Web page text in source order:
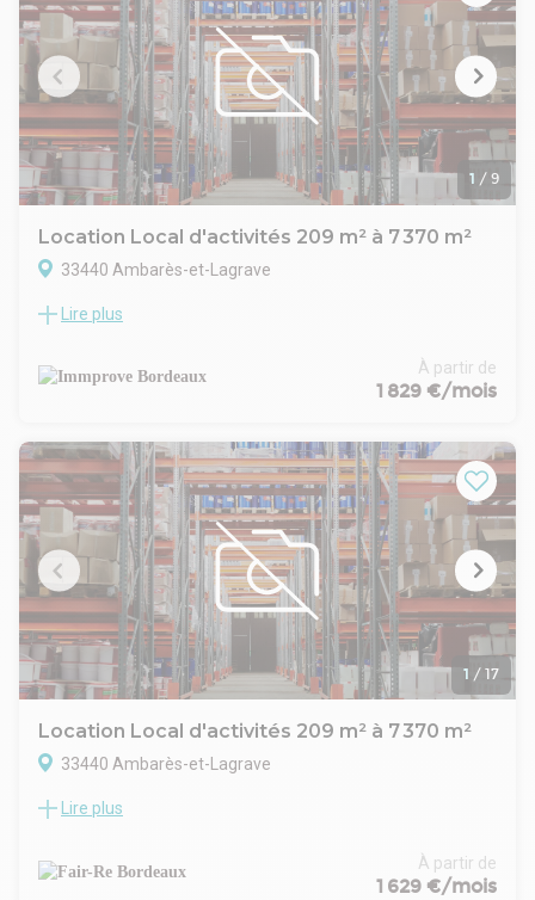
- Indexation : Annuelle
- Dépôt de garantie : 3 mois
- Loyers et charges : Trimestriels et d'avance
1 / 9
Location Local d'activités 209 m² à 7 370 m²
33440 Ambarès-et-Lagrave
A proximité immédiate de l'autoroute A10, Immprove vous
locaux d'activités sur un programme neuf d'une surface
totale de 7000m² divisible à partir de 210m².
porte sectionnelle : 3,5 x 3,5 ; grand parking ; sanitaires
privatifs.
Lire plus
À partir de
1 829 €/mois
1 / 17
Location Local d'activités 209 m² à 7 370 m²
33440 Ambarès-et-Lagrave
À Ambarès-et-Lagrave, sur la Rive Droite de Bordeaux, au
propose plusieurs cellules à usage de Locaux d'Activités et
Bureaux.
Lire plus
À partir de
1 629 €/mois